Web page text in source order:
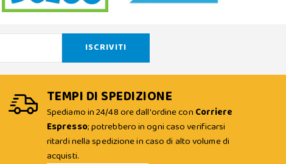
TEMPI DI SPEDIZIONE
Spediamo in 24/48 ore dall'ordine con Corriere
Espresso; potrebbero in ogni caso verificarsi
ritardi nella spedizione in caso di alto volume di
acquisti.